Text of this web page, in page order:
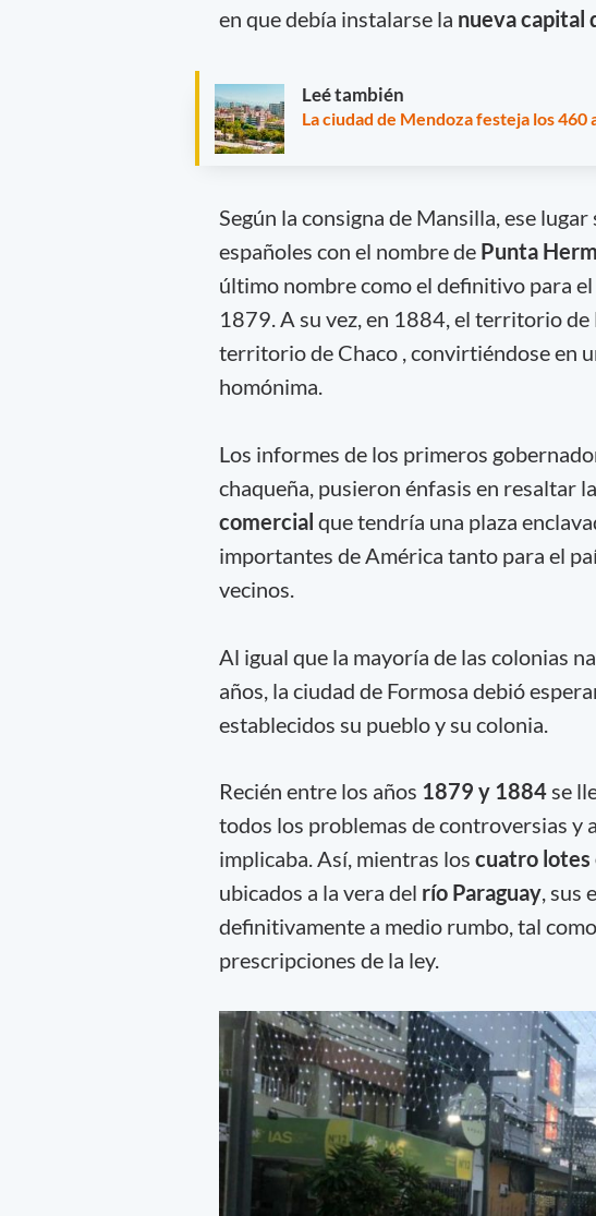
en que debía instalarse la nueva capital
Leé también
La ciudad de Mendoza festeja los 460
Según la consigna de Mansilla, ese
españoles con el nombre de Punta
último nombre como el definitivo para
1879. A su vez, en 1884, el territorio
territorio de Chaco , convirtiéndose en
homónima.
Los informes de los primeros
chaqueña, pusieron énfasis en resaltar
comercial que tendría una plaza
importantes de América tanto para el
vecinos.
Al igual que la mayoría de las colonias
años, la ciudad de Formosa debió
establecidos su pueblo y su colonia.
Recién entre los años 1879 y 1884se
todos los problemas de controversias y
implicaba. Así, mientras los cuatro lotes
ubicados a la vera del río Paraguay, sus
definitivamente a medio rumbo, tal
prescripciones de la ley.